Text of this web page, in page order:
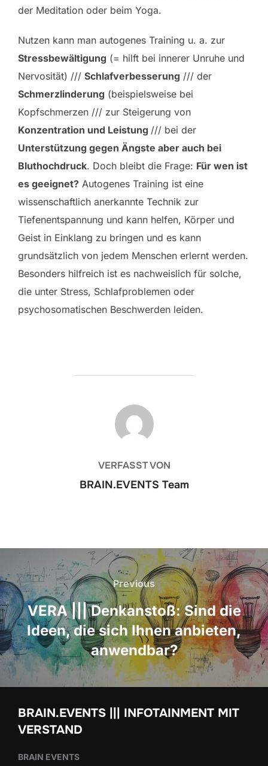
der Meditation oder beim Yoga.
Nutzen kann man autogenes Training u. a. zur
Stressbewältigung (= hilft bei innerer Unruhe und
Nervosität) /// Schlafverbesserung /// der
Schmerzlinderung (beispielsweise bei
Kopfschmerzen /// zur Steigerung von
Konzentration und Leistung /// bei der
Unterstützung gegen Ängste aber auch bei
Bluthochdruck. Doch bleibt die Frage: Für wen ist
es geeignet? Autogenes Training ist eine
wissenschaftlich anerkannte Technik zur
Tiefenentspannung und kann helfen, Körper und
Geist in Einklang zu bringen und es kann
grundsätzlich von jedem Menschen erlernt werden.
Besonders hilfreich ist es nachweislich für solche,
die unter Stress, Schlafproblemen oder
psychosomatischen Beschwerden leiden.
BEITRAGSAUTOR
VERFASST VON
BRAIN.EVENTS Team
Beitrags-
Navigation
Previous
Previous
VERA ||| Denkanstoß: Sind die
Ideen, die sich Ihnen anbieten,
anwendbar?
BRAIN.EVENTS ||| INFOTAINMENT MIT
VERSTAND
BRAIN EVENTS